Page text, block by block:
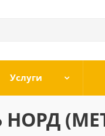
Услуги